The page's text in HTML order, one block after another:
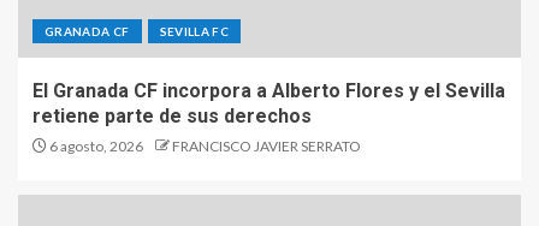
GRANADA CF SEVILLA FC
El Granada CF incorpora a Alberto Flores y el Sevilla
retiene parte de sus derechos
6 agosto, 2026 FRANCISCO JAVIER SERRATO